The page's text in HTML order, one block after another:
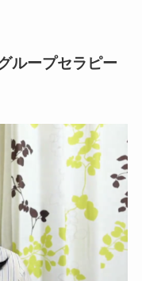
ループセラピー